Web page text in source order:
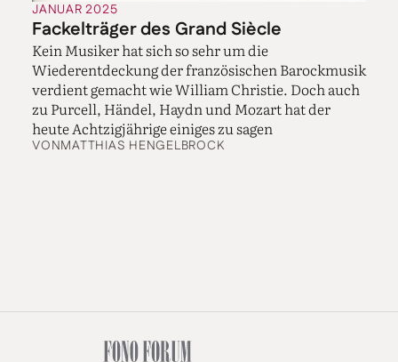
JANUAR 2025
Fackelträger des Grand Siècle
Kein Musiker hat sich so sehr um die
Wiederentdeckung der französischen Barockmusik
verdient gemacht wie William Christie. Doch auch
zu Purcell, Händel, Haydn und Mozart hat der
heute Achtzigjährige einiges zu sagen
VONMATTHIAS HENGELBROCK